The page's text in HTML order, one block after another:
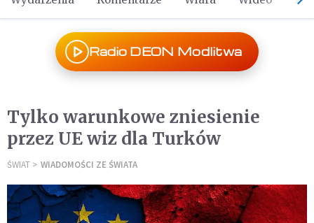
Radio DEON Modlitwa
Tylko warunkowe zniesienie
przez UE wiz dla Turków
ŚWIAT WIADOMOŚCI ZE ŚWIATA